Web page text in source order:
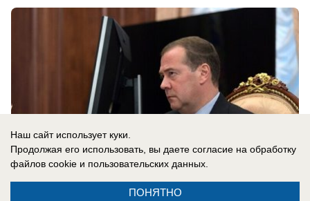
Наш сайт использует куки.
Продолжая его использовать, вы даете согласие на обработку
файлов cookie и пользовательских данных.
ПОНЯТНО